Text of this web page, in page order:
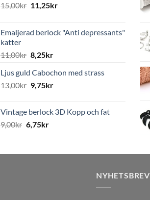
15,00kr 11,25kr
Emaljerad berlock "Anti depressants"
katter
11,00kr 8,25kr
Ljus guld Cabochon med strass
13,00kr 9,75kr
Vintage berlock 3D Kopp och fat
9,00kr 6,75kr
NYHETSBREV